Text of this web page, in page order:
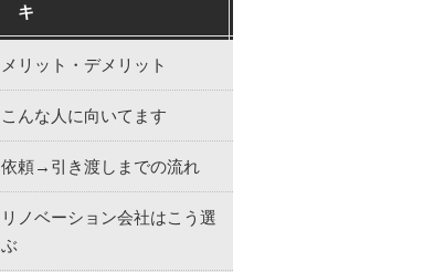
キ
メリット・デメリット
こんな人に向いてます
依頼→引き渡しまでの流れ
リノベーション会社はこう選
ぶ